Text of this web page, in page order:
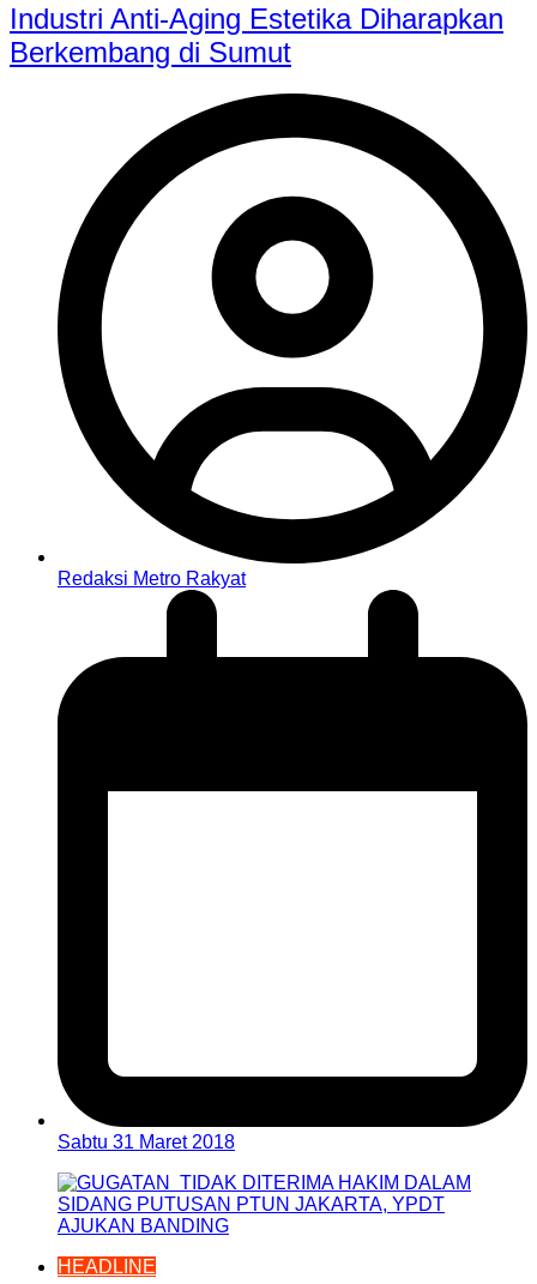
Industri Anti-Aging Estetika Diharapkan
Berkembang di Sumut
Redaksi Metro Rakyat
Sabtu 31 Maret 2018
HEADLINE